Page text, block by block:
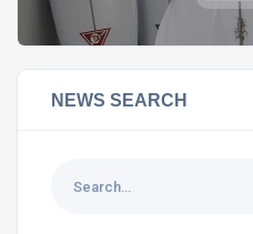
NEWS SEARCH